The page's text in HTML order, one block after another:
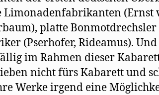
Limonadenfabrikanten (Ernst
platte
(Pserhofer, Rideamus).
im Rahmen dieser
nicht fürs Kabarett und
Werke irgend eine